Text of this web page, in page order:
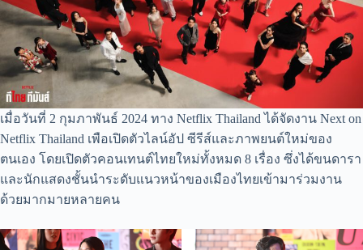
เมื่อวันที่ 2 กุมภาพันธ์ 2024 ทาง Netflix Thailand ได้จัดงาน Next on
Netflix Thailand เพือเปิดตัวไลน์อัป ซีรีส์และภาพยนต์ใหม่ของ
ตนเอง โดยเปิดตัวคอนเทนต์ไทยใหม่ทั้งหมด 8 เรื่อง ซึ่งได้ขนดารา
และนักแสดงชั้นนำระดับแนวหน้าของเมืองไทยเข้ามาร่วมงาน
ด้วยมากมายหลายคน